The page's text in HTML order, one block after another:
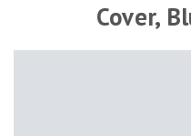
Cover,